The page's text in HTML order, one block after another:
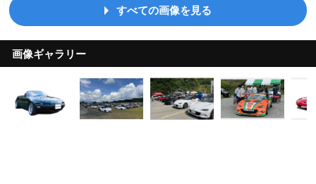
すべての画像を見る
画像ギャラリー